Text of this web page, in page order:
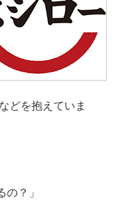
どを抱えていま
の？」